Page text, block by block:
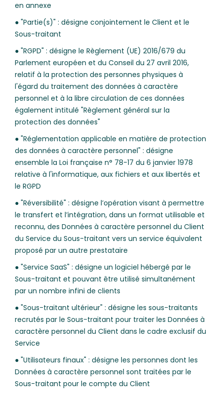
en annexe
● "Partie(s)" : désigne conjointement le Client et le
Sous-traitant
● "RGPD" : désigne le Règlement (UE) 2016/679 du
Parlement européen et du Conseil du 27 avril 2016,
relatif à la protection des personnes physiques à
l'égard du traitement des données à caractère
personnel et à la libre circulation de ces données
également intitulé "Règlement général sur la
protection des données"
● "Réglementation applicable en matière de protection
des données à caractère personnel" : désigne
ensemble la Loi française n° 78-17 du 6 janvier 1978
relative à l'informatique, aux fichiers et aux libertés et
le RGPD
● "Réversibilité" : désigne l’opération visant à permettre
le transfert et l’intégration, dans un format utilisable et
reconnu, des Données à caractère personnel du Client
du Service du Sous-traitant vers un service équivalent
proposé par un autre prestataire
● "Service SaaS" : désigne un logiciel hébergé par le
Sous-traitant et pouvant être utilisé simultanément
par un nombre infini de clients
● "Sous-traitant ultérieur" : désigne les sous-traitants
recrutés par le Sous-traitant pour traiter les Données à
caractère personnel du Client dans le cadre exclusif du
Service
● "Utilisateurs finaux" : désigne les personnes dont les
Données à caractère personnel sont traitées par le
Sous-traitant pour le compte du Client